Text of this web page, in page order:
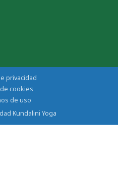
privacidad
cookies
de uso
Kundalini Yoga